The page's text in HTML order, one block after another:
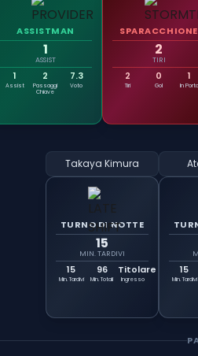
ASSISTMAN
1
ASSIST
1
Assist
2
Passaggi
Chiave
7.3
Voto
SPARACCHIONE
2
TIRI
2
Tiri
0
Gol
1
In Porta
Takaya Kimura
TURNO DI NOTTE
15
MIN. TARDIVI
15
Min. Tardivi
96
Min. Totali
Titolare
Ingresso
15
Min. Tardivi